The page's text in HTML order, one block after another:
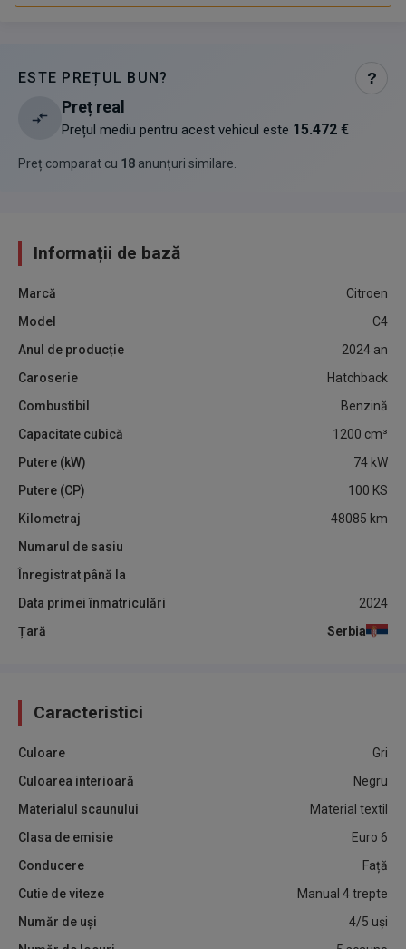
ESTE PREȚUL BUN? ?
Preț real
Prețul mediu pentru acest vehicul este 15.472 €
Preț comparat cu 18 anunțuri similare
Informații de bază
Marcă
Citroen
Model
C4
Anul de producție
2024 an
Caroserie
Hatchback
Combustibil
Benzină
Capacitate cubică
1200 cm³
Putere (kW)
74 kW
Putere (CP)
100 KS
Kilometraj
48085 km
Numarul de sasiu
Înregistrat până la
Data primei înmatriculări
2024
Țară
Serbia
Caracteristici
Culoare
Gri
Culoarea interioară
Negru
Materialul scaunului
Material textil
Clasa de emisie
Euro 6
Conducere
Față
Cutie de viteze
Manual 4 trepte
Număr de uși
4/5 uși